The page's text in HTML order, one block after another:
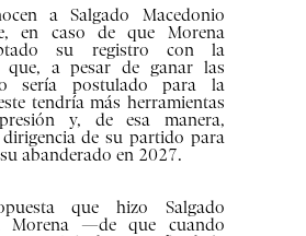
a Salgado Macedonio
en caso de que Morena
su registro con la
que, a pesar de ganar las
sería postulado para la
tendría más herramientas
y, de esa manera,
de su partido para
abanderado en 2027.
que hizo Salgado
Morena —de que cuando